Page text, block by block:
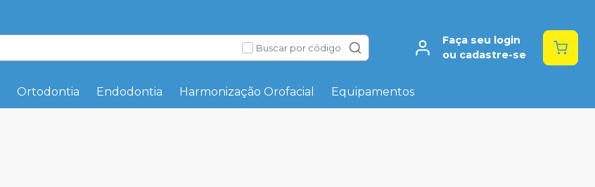
Buscar por código
Faça seu login
ou cadastre-se
Ortodontia Endodontia Harmonização Orofacial Equipamentos